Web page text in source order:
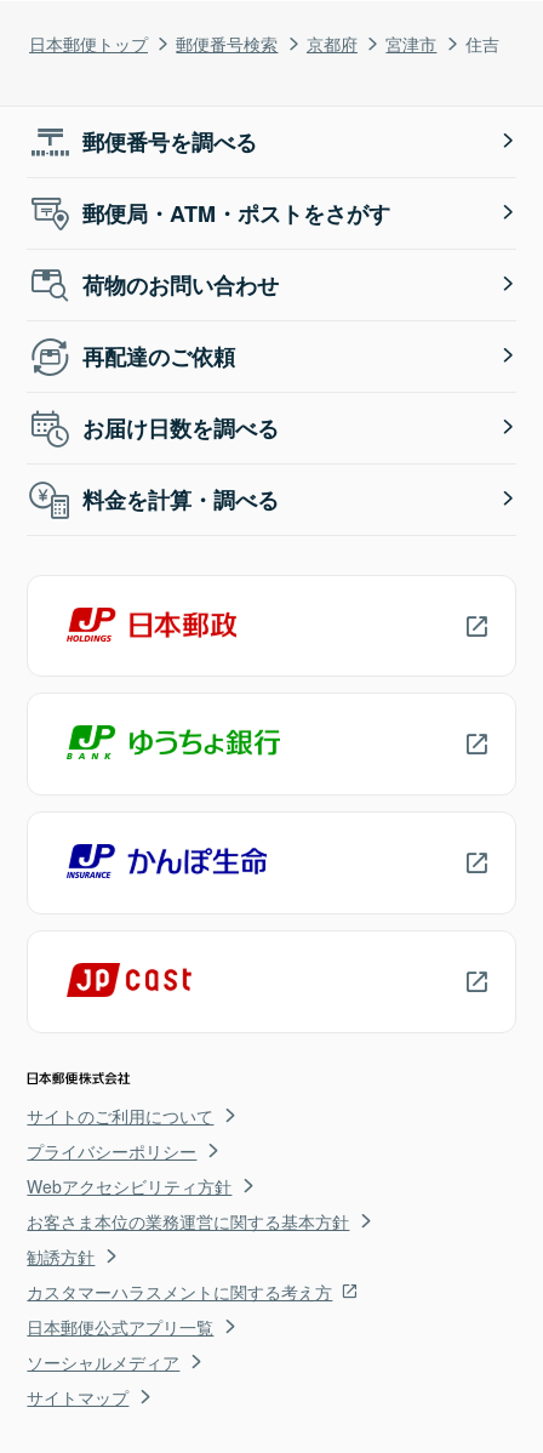
日本郵便トップ 郵便番号検索 京都府 宮津市 住吉
郵便番号を調べる
郵便局・ATM・ポストをさがす
荷物のお問い合わせ
再配達のご依頼
お届け日数を調べる
料金を計算・調べる
サイトのご利用について
プライバシーポリシー
Webアクセシビリティ方針
お客さま本位の業務運営に関する基本方針
勧誘方針
カスタマーハラスメントに関する考え方
日本郵便公式アプリ一覧
ソーシャルメディア
サイトマップ